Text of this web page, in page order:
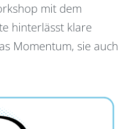
mit dem
hinterlässt klare
Momentum, sie auch